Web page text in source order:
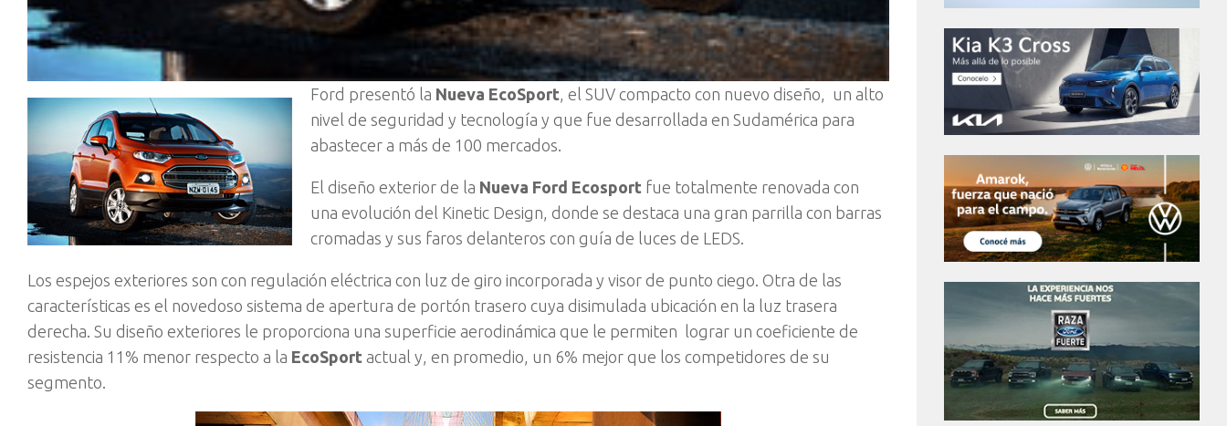
Ford presentó la Nueva EcoSport, el SUV compacto con nuevo diseño, un alto
nivel de seguridad y tecnología y que fue desarrollada en Sudamérica para
abastecer a más de 100 mercados.
El diseño exterior de la Nueva Ford Ecosport fue totalmente renovada con
una evolución del Kinetic Design, donde se destaca una gran parrilla con barras
cromadas y sus faros delanteros con guía de luces de LEDS.
Los espejos exteriores son con regulación eléctrica con luz de giro incorporada y visor de punto ciego. Otra de las
características es el novedoso sistema de apertura de portón trasero cuya disimulada ubicación en la luz trasera
derecha. Su diseño exteriores le proporciona una superficie aerodinámica que le permiten lograr un coeficiente de
resistencia 11% menor respecto a la EcoSport actual y, en promedio, un 6% mejor que los competidores de su
segmento.